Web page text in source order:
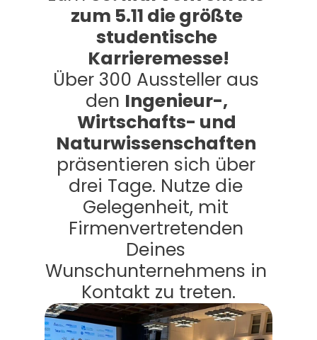
zum 5.11 die größte
studentische
Karrieremesse!
Über 300 Aussteller aus
den Ingenieur-,
Wirtschafts- und
Naturwissenschaften
präsentieren sich über
drei Tage. Nutze die
Gelegenheit, mit
Firmenvertretenden
Deines
Wunschunternehmens in
Kontakt zu treten.